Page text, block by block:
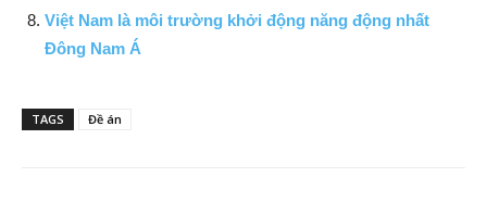
Việt Nam là môi trường khởi động năng động nhất
Đông Nam Á
TAGS Đề án